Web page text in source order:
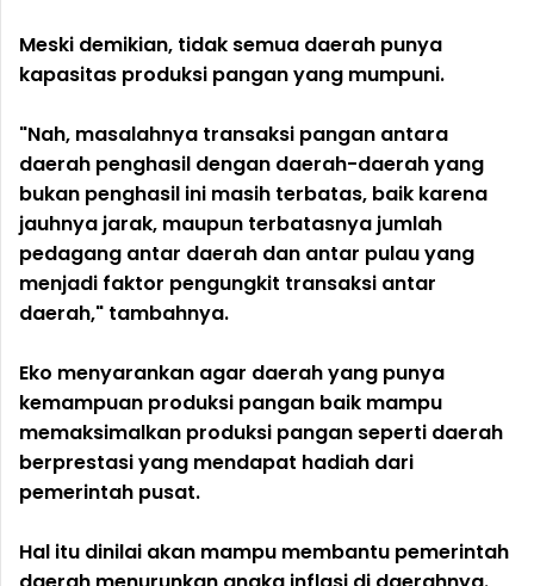
Meski demikian, tidak semua daerah punya
kapasitas produksi pangan yang mumpuni.
"Nah, masalahnya transaksi pangan antara
daerah penghasil dengan daerah-daerah yang
bukan penghasil ini masih terbatas, baik karena
jauhnya jarak, maupun terbatasnya jumlah
pedagang antar daerah dan antar pulau yang
menjadi faktor pengungkit transaksi antar
daerah," tambahnya.
Eko menyarankan agar daerah yang punya
kemampuan produksi pangan baik mampu
memaksimalkan produksi pangan seperti daerah
berprestasi yang mendapat hadiah dari
pemerintah pusat.
Hal itu dinilai akan mampu membantu pemerintah